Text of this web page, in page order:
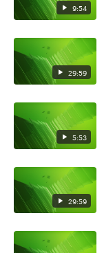
9:54
29:59
5:53
29:59